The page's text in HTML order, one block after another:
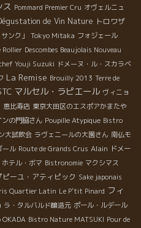
ス Pommard Premier Cru オヴェルニュ
de Vin Nature トロワザ
ンク」 Tokyo Mitaka フォジェール
Rollier Descombes Beaujolais Nouveau
Youji Suzuki ドメーヌ・ル・スカラベ
La Remise Brouilly 2013 Terre de
マルセル・ラピエール ヴィニョ
恵比寿店 東京大田区のエスポアかまたや
の門脇さん Poupille Atypique Bistro
大試飲会 ラヴェニールの大園さん 南仏モ
ール Route de Grands Crus Alain ドメー
ホテル・ボマ Bistronomie マクシマス
ピーユ・アティピック Sake japonais
Quartier Latin Le P'tit Pinard フィ
ラ・タルバルド醸造元 ポール・ルデール
Bistro Nature MATSUKI Pour de